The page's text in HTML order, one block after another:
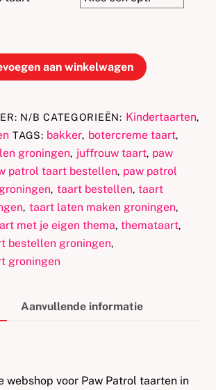
aan winkelwagen
N/B CATEGORIEËN: Kindertaarten,
TAGS: bakker, botercreme taart,
groningen, juffrouw taart, paw
patrol taart bestellen, paw patrol
, taart bestellen,taart
, taart laten maken groningen,
met je eigen thema,themataart,
bestellen groningen,
groningen
Aanvullende informatie
webshop voor Paw Patrol taarten in